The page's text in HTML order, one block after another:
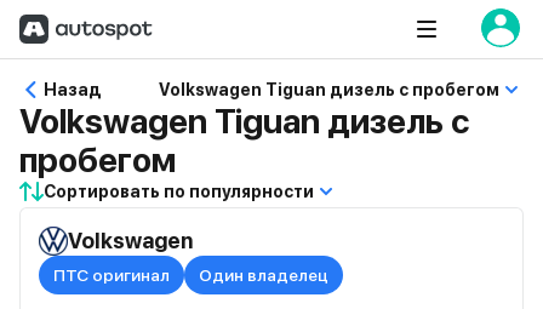
Назад Volkswagen Tiguan дизель с пробегом
Volkswagen Tiguan дизель с
пробегом
Сортировать по популярности
Volkswagen
ПТС оригинал Один владелец